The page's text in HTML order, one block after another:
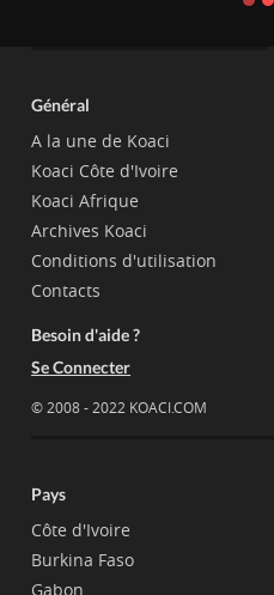
Général
A la une de Koaci
Koaci Côte d'Ivoire
Koaci Afrique
Archives Koaci
Conditions d'utilisation
Contacts
Besoin d'aide ?
Se Connecter
© 2008 - 2022 KOACI.COM
Pays
Côte d'Ivoire
Burkina Faso
Gabon